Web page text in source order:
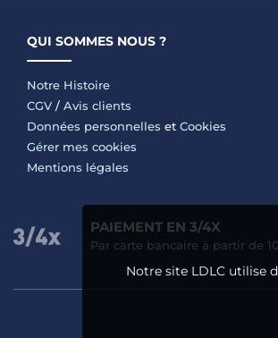
QUI SOMMES NOUS ?
Notre Histoire
CGV / Avis clients
Données personnelles et Cookies
Gérer mes cookies
Mentions légales
PAIEMENT EN 3/4X
Par carte bancaire à partir de
Notre site LDLC utilise